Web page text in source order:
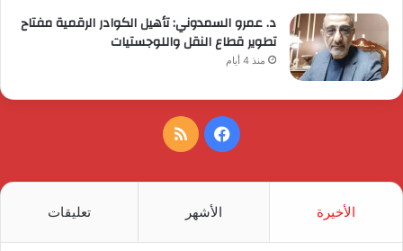
د. عمرو السمدوني: تأهيل الكوادر الرقمية مفتاح
تطوير قطاع النقل واللوجستيات
منذ 4 أيام
فيسبوكملخص
الأخيرة الأشهر تعليقات